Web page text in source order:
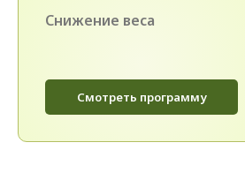
Снижение веса
Смотреть программу